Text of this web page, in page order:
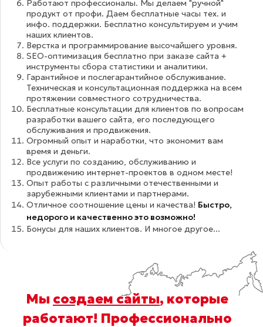
Работают профессионалы. Мы делаем "ручной"
продукт от профи. Даем бесплатные часы тех. и
инфо. поддержки. Бесплатно консультируем и учим
наших клиентов.
Верстка и программирование высочайшего уровня.
SEO-оптимизация бесплатно при заказе сайта +
инструменты сбора статистики и аналитики.
Гарантийное и послегарантийное обслуживание.
Техническая и консультационная поддержка на всем
протяжении совместного сотрудничества.
Бесплатные консультации для клиентов по вопросам
разработки вашего сайта, его последующего
обслуживания и продвижения.
Огромный опыт и наработки, что экономит вам
время и деньги.
Все услуги по созданию, обслуживанию и
продвижению интернет-проектов в одном месте!
Опыт работы с различными отечественными и
зарубежными клиентами и партнерами.
Отличное соотношение цены и качества! Быстро,
недорого и качественно это возможно!
Бонусы для наших клиентов. И многое другое...
Мы создаем сайты, которые
работают! Профессионально